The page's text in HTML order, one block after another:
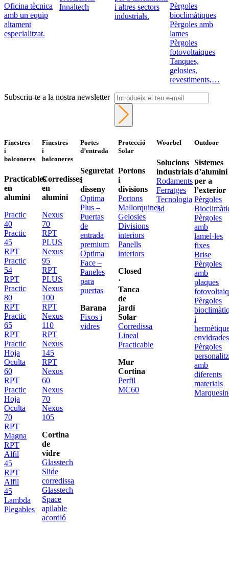
Oficina tècnica
amb un equip
altament
especialitzat.
Innaltech
i altres sectors
industrials.
Pèrgoles
bioclimàtiques
Pèrgoles amb
lames
Pèrgoles
fotovoltaiques
Tanques,
gelosies,
revestiments,…
Subscriu-te a la nostra newsletter
Finestres
i
balconeres
Practicables
en
alumini
Practic
40
Practic
45
RPT
Practic
54
RPT
Practic
80
RPT
Practic
65
RPT
Practic
Hoja
Oculta
60
RPT
Practic
Hoja
Oculta
70
RPT
Magna
RPT
Alfil
45
RPT
Alfil
45
Lambda
Plegables
Finestres
i
balconeres
Corredisses
en
alumini
Nexus
70
RPT
PLUS
Nexus
95
RPT
PLUS
Nexus
100
RPT
Nexus
110
RPT
Nexus
145
RPT
Nexus
60
Nexus
70
Nexus
105
Cortina
de
vidre
Glasstech
Slide
corredissa
Glasstech
Space
apilable
acordió
Portes
d’entrada
Seguretat
i
disseny
Optima
Plus –
Puertas
de
entrada
premium
Optima
Face –
Paneles
para
puertas
Barana
Fixos i
vidres
Protecció
Solar
Portons
i
divisions
Portons
Mallorquines
Gelosies
Divisions
interiors
Panells
interiors
Closed
·
Tanca
de
jardí
Solar
Corredissa
Lineal
Practicable
Mur
Cortina
Perfil
MC60
Woorbel
Solucions
industrials
Rodaments
Ferratges
Tecnologia
3d
Outdoor
Sistemes
d’alumini
per a
l’exterior
Pèrgoles
Pèrgoles
amb
lamel·les
fixes
Brise
Pèrgoles
amb
plaques
Pèrgoles
i
envidrades
Pèrgoles
amb
diferents
materials